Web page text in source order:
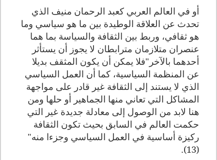
أو في العالم العربي كعبد الرحمان منيف الذي
تحدث عن العلاقة الوطيدة بين ما هو سياسي وما
هو ثقافي، وربط بين الثقافة والسياسة بما هما
عنصران متلازمان مترابطان لا يجوز أن يستأثر
أحدهما بالآخر"فلا يمكن أن يكون المثقف بديلا
عن المنظمة السياسية، كما أن العمل السياسي
الذي لا يستند إلى الثقافة غير قادر على مواجهة
المشاكل التي تعاني منها الجماهير أو حلها ومن
هنا لابد من الوصول إلى معادلة جديدة غير التي
حكمت العالم في السابق بحيث تكون الثقافة
ركيزة أساسية في العمل السياسي وجزءا منه"
(13).